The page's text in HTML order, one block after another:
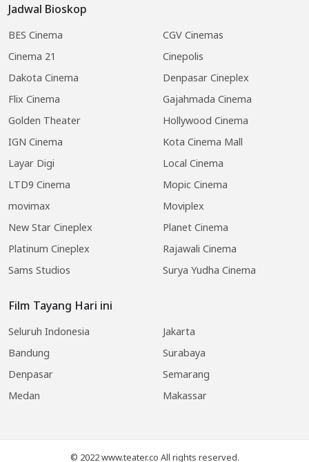
Jadwal Bioskop
BES Cinema
CGV Cinemas
Cinema 21
Cinepolis
Dakota Cinema
Denpasar Cineplex
Flix Cinema
Gajahmada Cinema
Golden Theater
Hollywood Cinema
IGN Cinema
Kota Cinema Mall
Layar Digi
Local Cinema
LTD9 Cinema
Mopic Cinema
movimax
Moviplex
New Star Cineplex
Planet Cinema
Platinum Cineplex
Rajawali Cinema
Sams Studios
Surya Yudha Cinema
Film Tayang Hari ini
Seluruh Indonesia
Jakarta
Bandung
Surabaya
Denpasar
Semarang
Medan
Makassar
© 2022 www.teater.co All rights reserved.